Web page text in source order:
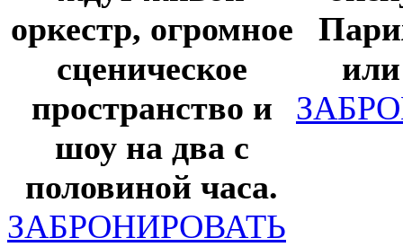
оркестр, огромное
сценическое
пространство и
шоу на два с
половиной часа.
ЗАБРОНИРОВАТЬ